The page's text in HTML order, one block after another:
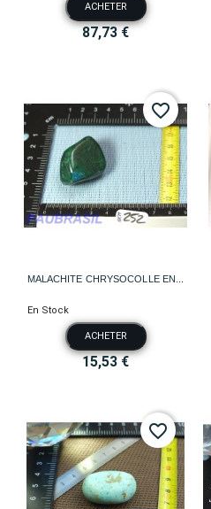
ACHETER
87,73 €
MALACHITE CHRYSOCOLLE EN...
En Stock
ACHETER
15,53 €
favorite_border
favorite_border